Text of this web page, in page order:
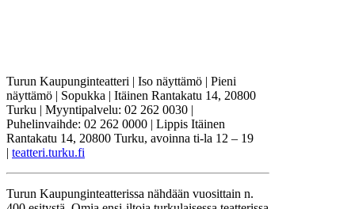
Turun Kaupunginteatteri | Iso näyttämö | Pieni
näyttämö | Sopukka | Itäinen Rantakatu 14, 20800
Turku | Myyntipalvelu: 02 262 0030 |
Puhelinvaihde: 02 262 0000 | Lippis Itäinen
Rantakatu 14, 20800 Turku, avoinna ti-la 12 – 19
teatteri.turku.fi
Turun Kaupunginteatterissa nähdään vuosittain n.